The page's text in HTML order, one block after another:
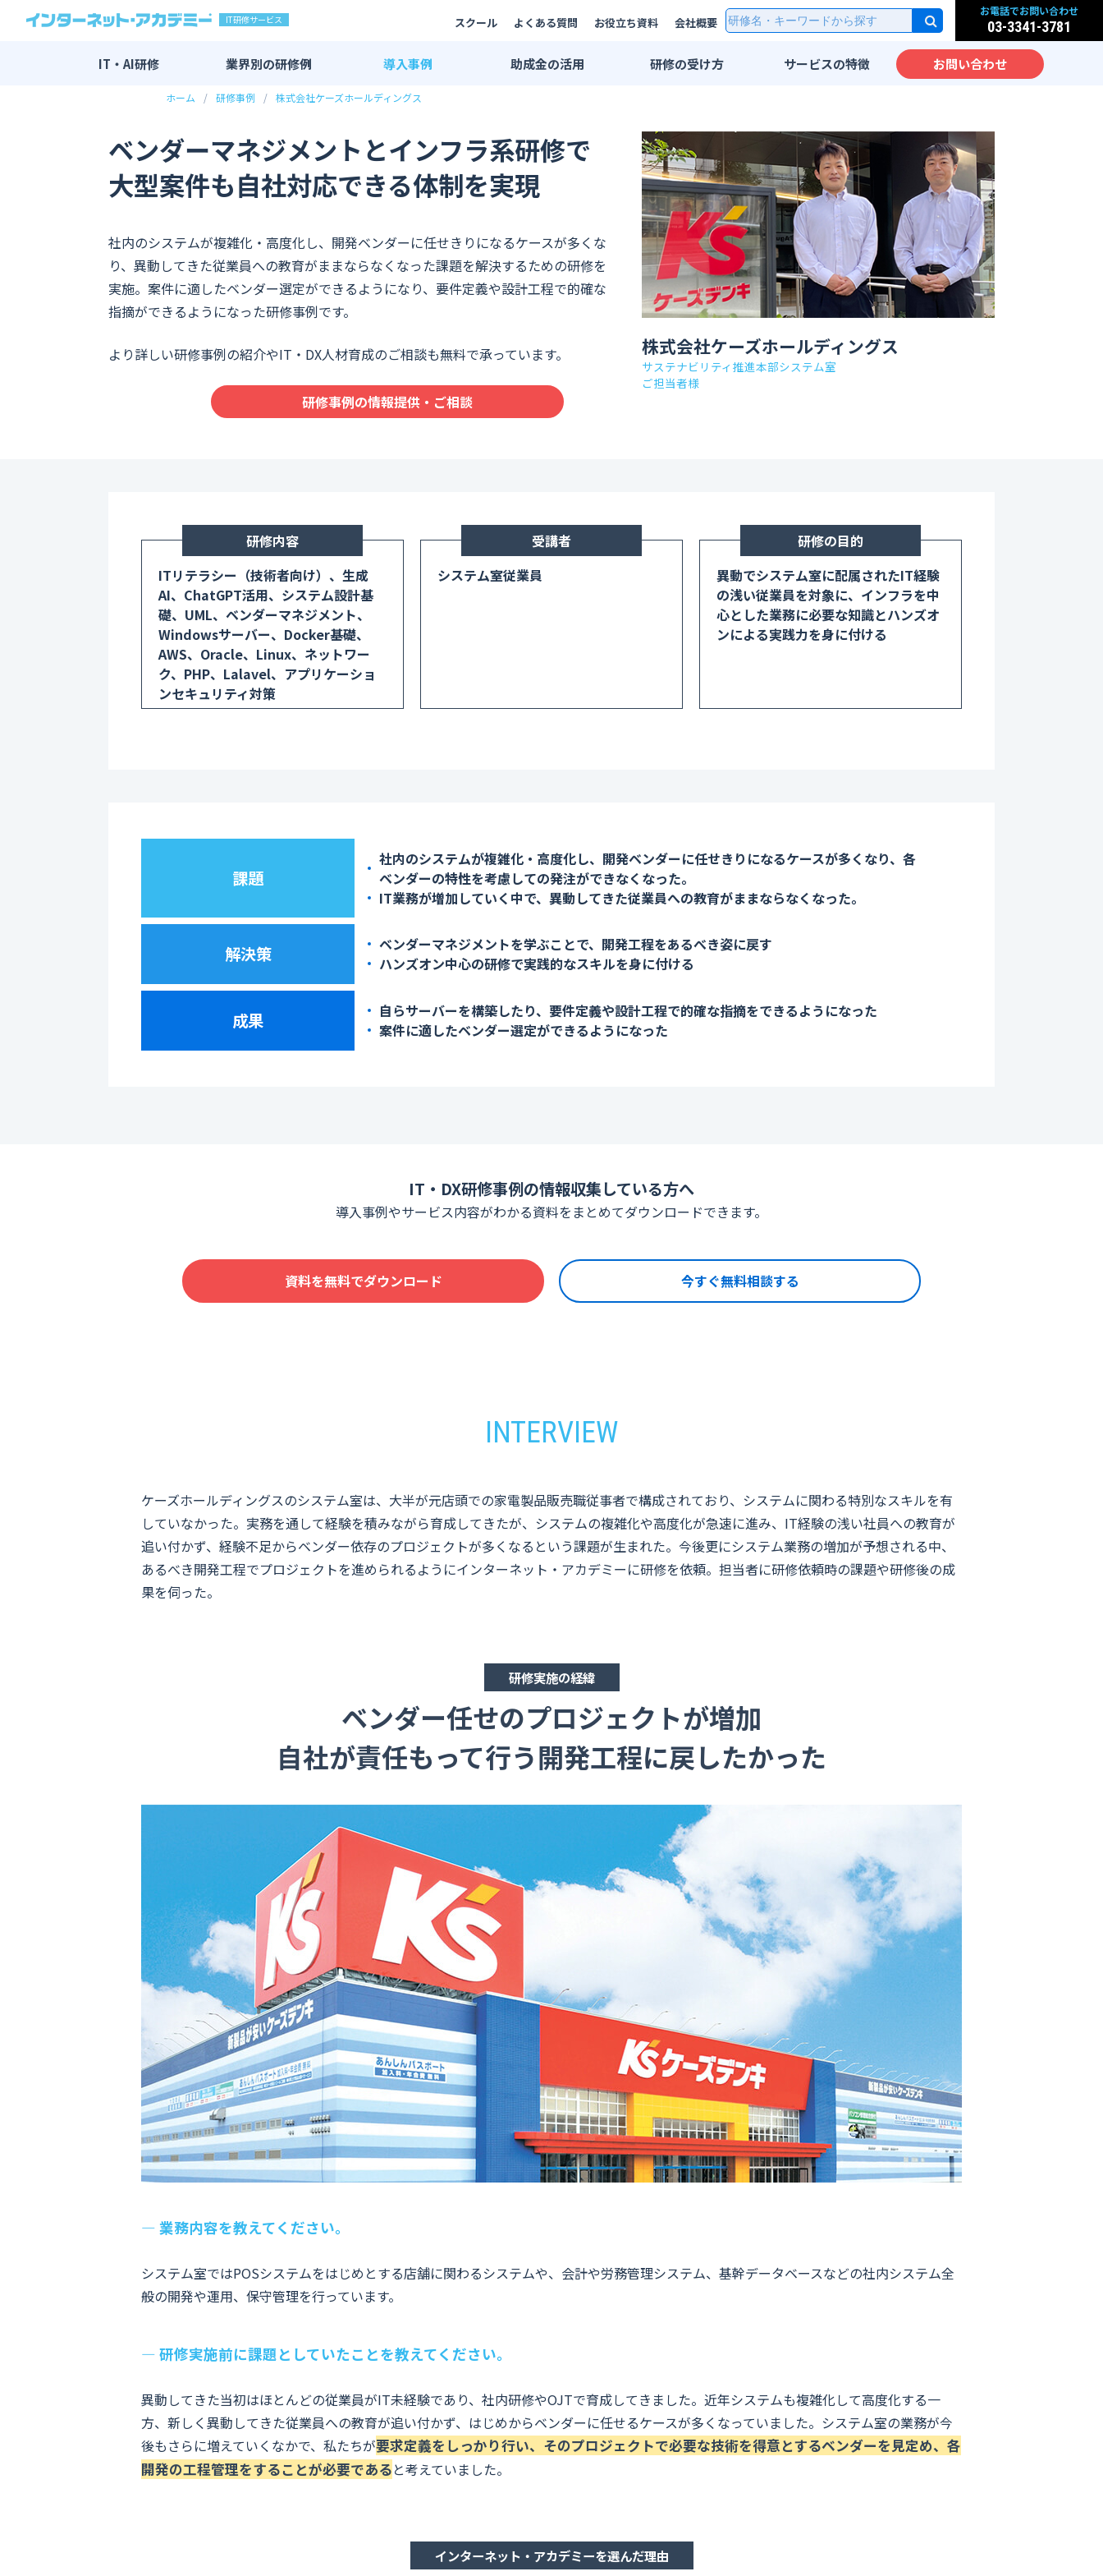
IT研修サービス スクール よくある質問 お役立ち資料 会社概要
お電話でお問い合わせ
03-3341-3781
IT・AI研修
IT・AI研修 全一覧
DX研修
エンジニア研修
マーケティング研修
その他
業界別の研修例 導入事例
研修事例一覧
エンジニア研修事例
業界別活用例
広告・メディア業界
金融・保険業界
出版業界
コンサルティング業界
助成金の活用 研修の受け方
集合研修・講師派遣
法人用スクールサービス
eラーニング
プライベートレッスン
公開講座
推奨PC環境
学習管理システム
サービスの特徴
先端IT技術をカリキュラム
化
IT教育のノウハウ
実践力が身につく研修設計
海外人材のための英語IT研
修
大手企業向けIT研修
お問い合わせ
ホーム 研修事例 株式会社ケーズホールディングス
ベンダーマネジメントとインフラ系研修で
大型案件も自社対応できる体制を実現
社内のシステムが複雑化・高度化し、開発ベンダーに任せきりになるケースが多くな
り、異動してきた従業員への教育がままならなくなった課題を解決するための研修を
実施。案件に適したベンダー選定ができるようになり、要件定義や設計工程で的確な
指摘ができるようになった研修事例です。
より詳しい研修事例の紹介やIT・DX人材育成のご相談も無料で承っています。
研修事例の情報提供・ご相談
株式会社ケーズホールディングス
サステナビリティ推進本部システム室
ご担当者様
研修内容
ITリテラシー（技術者向け）、生成
AI、ChatGPT活用、システム設計基
礎、UML、ベンダーマネジメント、
Windowsサーバー、Docker基礎、
AWS、Oracle、Linux、ネットワー
ク、PHP、Lalavel、アプリケーショ
ンセキュリティ対策
受講者
システム室従業員
研修の目的
異動でシステム室に配属されたIT経験
の浅い従業員を対象に、インフラを中
心とした業務に必要な知識とハンズオ
ンによる実践力を身に付ける
課題
社内のシステムが複雑化・高度化し、開発ベンダーに任せきりになるケースが多くなり、各
ベンダーの特性を考慮しての発注ができなくなった。
IT業務が増加していく中で、異動してきた従業員への教育がままならなくなった。
解決策
ベンダーマネジメントを学ぶことで、開発工程をあるべき姿に戻す
ハンズオン中心の研修で実践的なスキルを身に付ける
成果
自らサーバーを構築したり、要件定義や設計工程で的確な指摘をできるようになった
案件に適したベンダー選定ができるようになった
IT・DX研修事例の情報収集している方へ
導入事例やサービス内容がわかる資料をまとめてダウンロードできます。
資料を無料でダウンロード 今すぐ無料相談する
ケーズホールディングスのシステム室は、大半が元店頭での家電製品販売職従事者で構成されており、システムに関わる特別なスキルを有
していなかった。実務を通して経験を積みながら育成してきたが、システムの複雑化や高度化が急速に進み、IT経験の浅い社員への教育が
追い付かず、経験不足からベンダー依存のプロジェクトが多くなるという課題が生まれた。今後更にシステム業務の増加が予想される中、
あるべき開発工程でプロジェクトを進められるようにインターネット・アカデミーに研修を依頼。担当者に研修依頼時の課題や研修後の成
果を伺った。
研修実施の経緯
ベンダー任せのプロジェクトが増加
自社が責任もって行う開発工程に戻したかった
― 業務内容を教えてください。
システム室ではPOSシステムをはじめとする店舗に関わるシステムや、会計や労務管理システム、基幹データベースなどの社内システム全
般の開発や運用、保守管理を行っています。
― 研修実施前に課題としていたことを教えてください。
異動してきた当初はほとんどの従業員がIT未経験であり、社内研修やOJTで育成してきました。近年システムも複雑化して高度化する一
方、新しく異動してきた従業員への教育が追い付かず、はじめからベンダーに任せるケースが多くなっていました。システム室の業務が今
後もさらに増えていくなかで、私たちが要求定義をしっかり行い、そのプロジェクトで必要な技術を得意とするベンダーを見定め、各
開発の工程管理をすることが必要であると考えていました。
インターネット・アカデミーを選んだ理由